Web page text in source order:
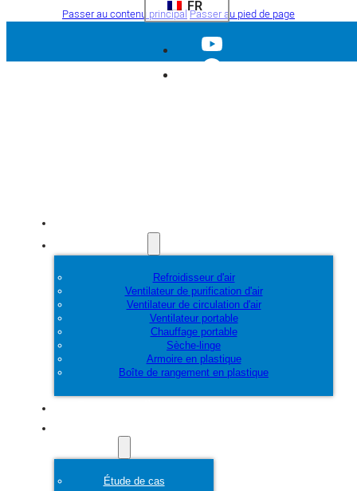
Passer au contenu principal Passer au pied de page
FR
Refroidisseur d'air
Ventilateur de purification d'air
Ventilateur de circulation d'air
Ventilateur portable
Chauffage portable
Sèche-linge
Armoire en plastique
Boîte de rangement en plastique
Étude de cas